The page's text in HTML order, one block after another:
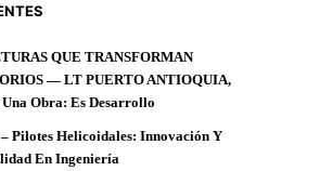
QUE TRANSFORMAN
— LT PUERTO ANTIOQUIA,
Una Obra: Es Desarrollo
Pilotes Helicoidales: Innovación Y
En Ingeniería